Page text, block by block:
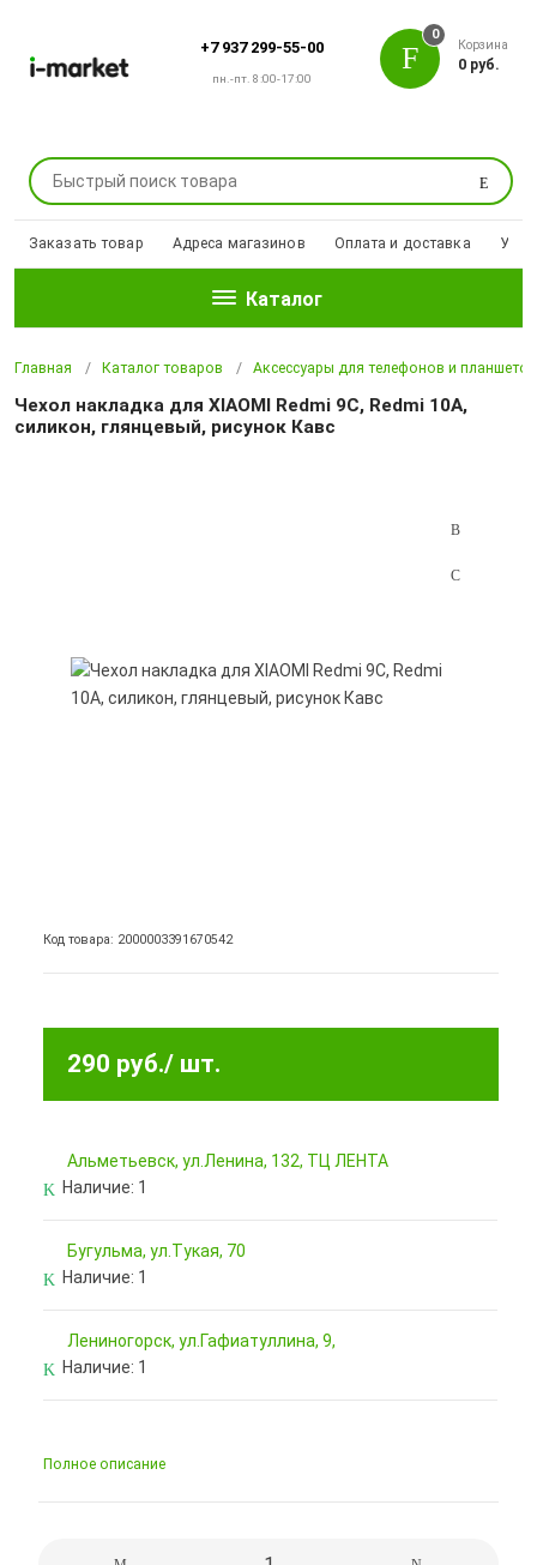
+7 937 299-55-00
пн.-пт. 8:00-17:00
Поиск
0
Корзина
0 руб.
Заказать товар Адреса магазинов Оплата и доставка
Каталог
Главная Каталог товаров Аксессуары для телефонов и планшетов
Чехол накладка для XIAOMI Redmi 9C, Redmi 10A,
силикон, глянцевый, рисунок Кавс
Код товара: 2000003391670542
290 руб./ шт.
Альметьевск, ул.Ленина, 132, ТЦ ЛЕНТА
Наличие: 1
Бугульма, ул.Тукая, 70
Наличие: 1
Лениногорск, ул.Гафиатуллина, 9,
Наличие: 1
Полное описание